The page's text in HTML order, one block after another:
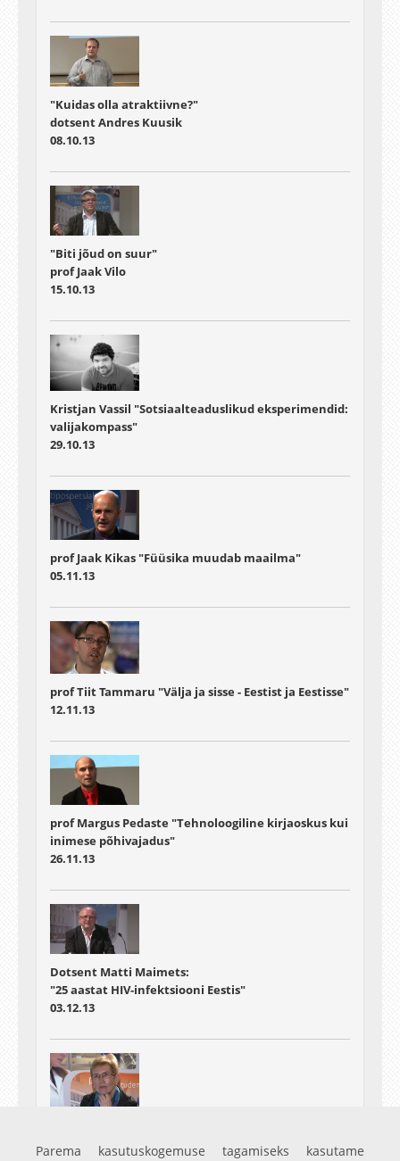
"Kuidas olla atraktiivne?"
dotsent Andres Kuusik
08.10.13
"Biti jõud on suur"
prof Jaak Vilo
15.10.13
Kristjan Vassil "Sotsiaalteaduslikud eksperimendid:
valijakompass"
29.10.13
prof Jaak Kikas "Füüsika muudab maailma"
05.11.13
prof Tiit Tammaru "Välja ja sisse - Eestist ja Eestisse"
12.11.13
prof Margus Pedaste "Tehnoloogiline kirjaoskus kui
inimese põhivajadus"
26.11.13
Dotsent Matti Maimets:
"25 aastat HIV-infektsiooni Eestis"
03.12.13
võõrad?"
Parema kasutuskogemuse tagamiseks kasutame